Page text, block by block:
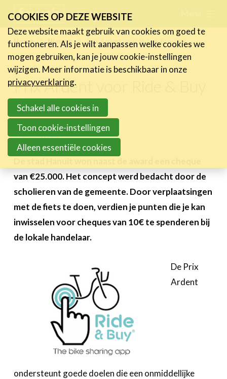
links
Jump
to
navigation
to
main
content
FR NL
Home Nieuws Prix Ardent voor Ride & Buy app
Prix Ardent voor Ride & Buy
app
1 april 2022
van €25.000. Het concept werd bedacht door de
scholieren van de gemeente. Door verplaatsingen
met de fiets te doen, verdien je punten die je kan
inwisselen voor cheques van 10€ te spenderen bij
de lokale handelaar.
De Prix
Ardent
ondersteunt goede doelen die een onmiddellijke
Nieuws
Nieuwsberichten
FeWeb Videos
Jobs in de sector
Activiteiten
Cases
Expertise
Toolbox
Bedrijvenzoeker
Lid worden AccountZoeken
COOKIES OP DEZE WEBSITE
Deze website maakt gebruik van cookies om goed te
functioneren. Als je wilt aanpassen welke cookies we
mogen gebruiken, kan je jouw cookie-instellingen
wijzigen. Meer informatie is beschikbaar in onze
privacyverklaring.
Schakel alle cookies in
Toon cookie-instellingen
Alleen essentiële cookies